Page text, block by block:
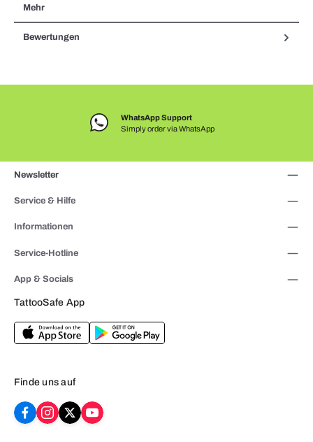
Mehr
Bewertungen
WhatsApp Support
Simply order via WhatsApp
Newsletter
App & Socials
TattooSafe App
Finde uns auf
Service & Hilfe
Informationen
Service-Hotline